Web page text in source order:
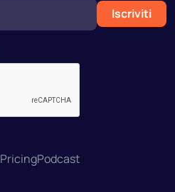
Iscriviti
PricingPodcast